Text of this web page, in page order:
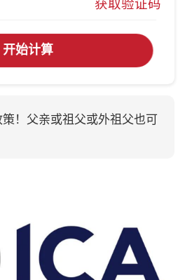
获取验证码
开始计算
！父亲或祖父或外祖父也可